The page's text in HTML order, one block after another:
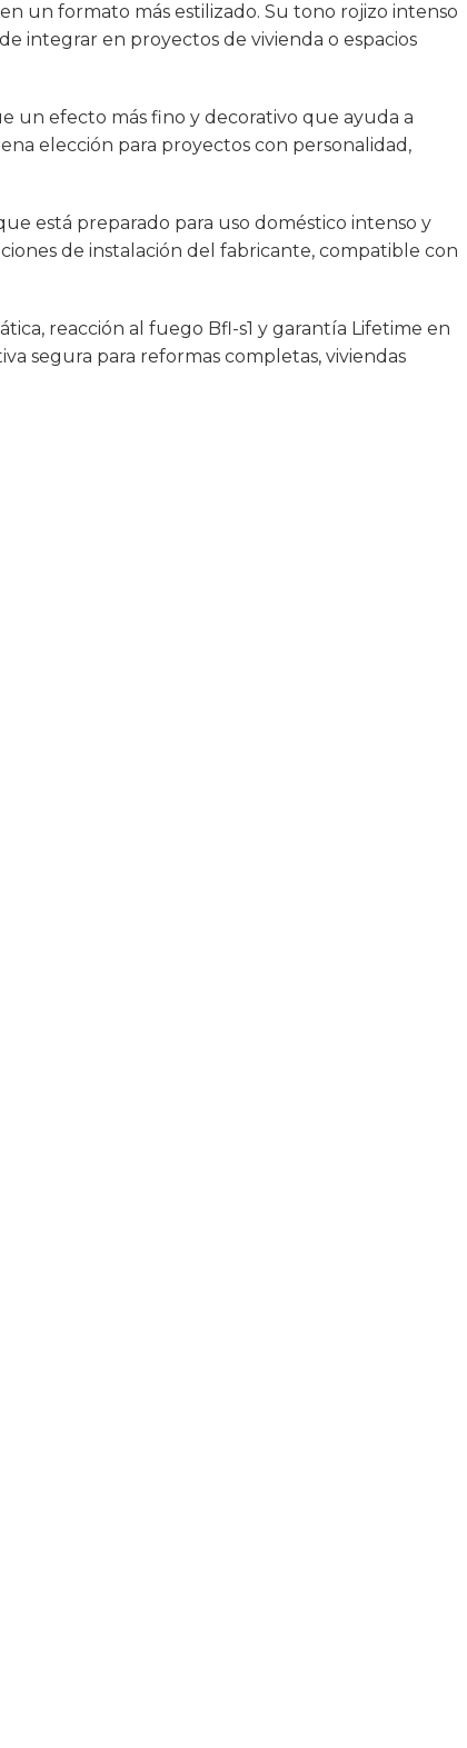
un formato más estilizado. Su tono rojizo intenso
integrar en proyectos de vivienda o espacios
un efecto más fino y decorativo que ayuda a
elección para proyectos con personalidad,
está preparado para uso doméstico intenso y
de instalación del fabricante, compatible con
reacción al fuego Bfl-s1 y garantía Lifetime en
segura para reformas completas, viviendas